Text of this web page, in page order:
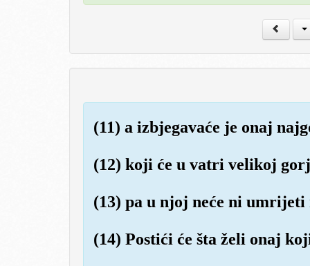
(11) a izbjegavaće je onaj
(12) koji će u vatri velikoj
(13) pa u njoj neće ni
(14) Postići će šta želi onaj